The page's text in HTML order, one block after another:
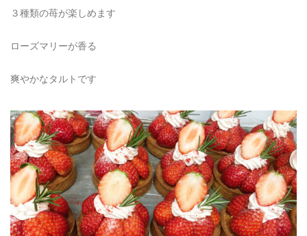
３種類の苺が楽しめます
ローズマリーが香る
爽やかなタルトです